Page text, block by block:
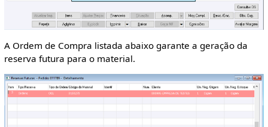
A Ordem de Compra listada abaixo garante a geração da
reserva futura para o material.